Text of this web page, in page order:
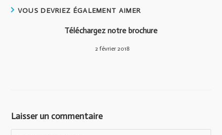
VOUS DEVRIEZ ÉGALEMENT AIMER
Téléchargez notre brochure
2 février 2018
Laisser un commentaire